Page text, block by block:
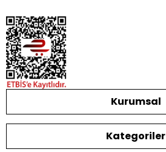
Kurumsal
Kategoriler